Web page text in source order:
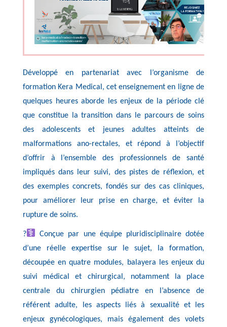
Développé en partenariat avec l’organisme de
formation Kera Medical, cet enseignement en ligne de
quelques heures aborde les enjeux de la période clé
que constitue la transition dans le parcours de soins
des adolescents et jeunes adultes atteints de
malformations ano-rectales, et répond à l’objectif
d’offrir à l’ensemble des professionnels de santé
impliqués dans leur suivi, des pistes de réflexion, et
des exemples concrets, fondés sur des cas cliniques,
pour améliorer leur prise en charge, et éviter la
rupture de soins.
?
Conçue par une équipe pluridisciplinaire dotée
d’une réelle expertise sur le sujet, la formation,
découpée en quatre modules, balayera les enjeux du
suivi médical et chirurgical, notamment la place
centrale du chirurgien pédiatre en l’absence de
référent adulte, les aspects liés à sexualité et les
enjeux gynécologiques, mais également des volets